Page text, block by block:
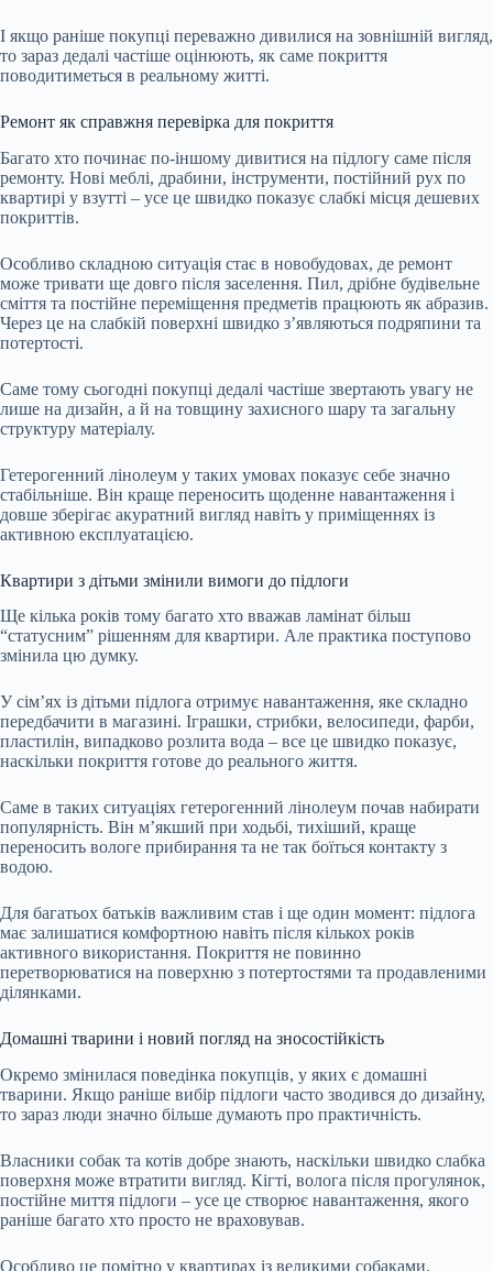
І якщо раніше покупці переважно дивилися на зовнішній вигляд,
то зараз дедалі частіше оцінюють, як саме покриття
поводитиметься в реальному житті.
Ремонт як справжня перевірка для покриття
Багато хто починає по-іншому дивитися на підлогу саме після
ремонту. Нові меблі, драбини, інструменти, постійний рух по
квартирі у взутті – усе це швидко показує слабкі місця дешевих
покриттів.
Особливо складною ситуація стає в новобудовах, де ремонт
може тривати ще довго після заселення. Пил, дрібне будівельне
сміття та постійне переміщення предметів працюють як абразив.
Через це на слабкій поверхні швидко з’являються подряпини та
потертості.
Саме тому сьогодні покупці дедалі частіше звертають увагу не
лише на дизайн, а й на товщину захисного шару та загальну
структуру матеріалу.
Гетерогенний лінолеум у таких умовах показує себе значно
стабільніше. Він краще переносить щоденне навантаження і
довше зберігає акуратний вигляд навіть у приміщеннях із
активною експлуатацією.
Квартири з дітьми змінили вимоги до підлоги
Ще кілька років тому багато хто вважав ламінат більш
“статусним” рішенням для квартири. Але практика поступово
змінила цю думку.
У сім’ях із дітьми підлога отримує навантаження, яке складно
передбачити в магазині. Іграшки, стрибки, велосипеди, фарби,
пластилін, випадково розлита вода – все це швидко показує,
наскільки покриття готове до реального життя.
Саме в таких ситуаціях гетерогенний лінолеум почав набирати
популярність. Він м’якший при ходьбі, тихіший, краще
переносить вологе прибирання та не так боїться контакту з
водою.
Для багатьох батьків важливим став і ще один момент: підлога
має залишатися комфортною навіть після кількох років
активного використання. Покриття не повинно
перетворюватися на поверхню з потертостями та продавленими
ділянками.
Домашні тварини і новий погляд на зносостійкість
Окремо змінилася поведінка покупців, у яких є домашні
тварини. Якщо раніше вибір підлоги часто зводився до дизайну,
то зараз люди значно більше думають про практичність.
Власники собак та котів добре знають, наскільки швидко слабка
поверхня може втратити вигляд. Кігті, волога після прогулянок,
постійне миття підлоги – усе це створює навантаження, якого
раніше багато хто просто не враховував.
Особливо це помітно у квартирах із великими собаками.